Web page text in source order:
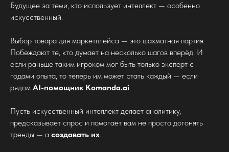
Будущее за теми, кто использует интеллект — особенно
искусственный.
Выбор товара для маркетплейса — это шахматная партия.
Побеждают те, кто думает на несколько шагов вперёд. И
если раньше таким игроком мог быть только эксперт с
годами опыта, то теперь им может стать каждый — если
рядом AI-помощник Komanda.ai.
Пусть искусственный интеллект делает аналитику,
предсказывает спрос и помогает вам не просто догонять
тренды — а создавать их.